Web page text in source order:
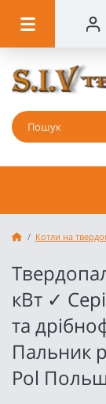
Котли на
кВт ✓
та
Пальник
Pol